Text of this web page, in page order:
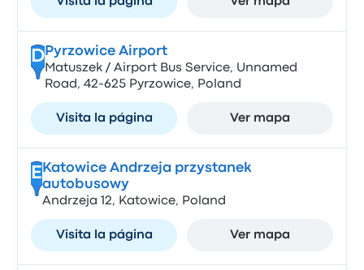
DPyrzowice Airport
Matuszek / Airport Bus Service, Unnamed
Road, 42-625 Pyrzowice, Poland
Visita la página Ver mapa
E Katowice Andrzeja przystanek
autobusowy
Andrzeja 12, Katowice, Poland
Visita la página Ver mapa